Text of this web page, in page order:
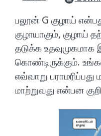
பலூன் G குழாய்
குழாயாகும், குழாய்
தடுக்க உதவுமுகமாக
கொண்டிருக்கும்.
எவ்வாறு
மாற்றுவது என்பன